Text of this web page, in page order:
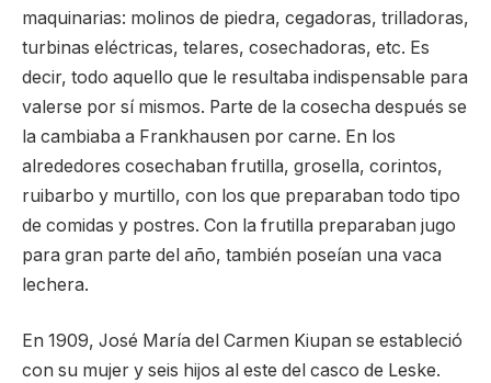
maquinarias: molinos de piedra, cegadoras, trilladoras,
turbinas eléctricas, telares, cosechadoras, etc. Es
decir, todo aquello que le resultaba indispensable para
valerse por sí mismos. Parte de la cosecha después se
la cambiaba a Frankhausen por carne. En los
alrededores cosechaban frutilla, grosella, corintos,
ruibarbo y murtillo, con los que preparaban todo tipo
de comidas y postres. Con la frutilla preparaban jugo
para gran parte del año, también poseían una vaca
lechera.
En 1909, José María del Carmen Kiupan se estableció
con su mujer y seis hijos al este del casco de Leske.